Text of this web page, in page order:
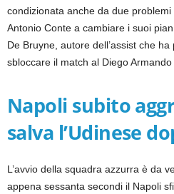
condizionata anche da due
Antonio Conte a cambiare i suoi
De Bruyne, autore dell’assist che
sbloccare il match al Diego Armando
Napoli subito
salva l’Udinese
L’avvio della squadra azzurra è da
appena sessanta secondi il Napoli